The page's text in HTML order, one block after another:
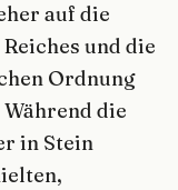
auf die
und die
Ordnung
die
in Stein